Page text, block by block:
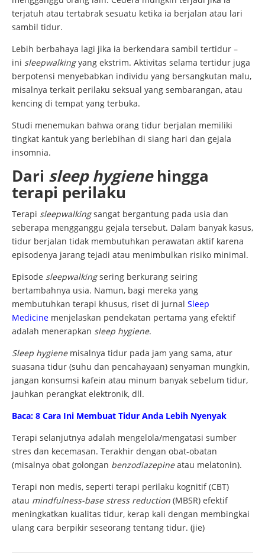
terjatuh atau tertabrak sesuatu ketika ia berjalan atau lari
sambil tidur.
Lebih berbahaya lagi jika ia berkendara sambil tertidur –
ini sleepwalkingyang ekstrim. Aktivitas selama tertidur juga
berpotensi menyebabkan individu yang bersangkutan malu,
misalnya terkait perilaku seksual yang sembarangan, atau
kencing di tempat yang terbuka.
Studi menemukan bahwa orang tidur berjalan memiliki
tingkat kantuk yang berlebihan di siang hari dan gejala
insomnia.
Dari sleep hygienehingga
terapi perilaku
Terapi sleepwalkingsangat bergantung pada usia dan
seberapa mengganggu gejala tersebut. Dalam banyak kasus,
tidur berjalan tidak membutuhkan perawatan aktif karena
episodenya jarang tejadi atau menimbulkan risiko minimal.
Episode sleepwalkingsering berkurang seiring
bertambahnya usia. Namun, bagi mereka yang
membutuhkan terapi khusus, riset di jurnal Sleep
Medicine menjelaskan pendekatan pertama yang efektif
adalah menerapkan sleep hygiene.
Sleep hygienemisalnya tidur pada jam yang sama, atur
suasana tidur (suhu dan pencahayaan) senyaman mungkin,
jangan konsumsi kafein atau minum banyak sebelum tidur,
jauhkan perangkat elektronik, dll.
Baca: 8 Cara Ini Membuat Tidur Anda Lebih Nyenyak
Terapi selanjutnya adalah mengelola/mengatasi sumber
stres dan kecemasan. Terakhir dengan obat-obatan
(misalnya obat golongan benzodiazepineatau melatonin).
Terapi non medis, seperti terapi perilaku kognitif (CBT)
atau mindfulness-base stress reduction (MBSR) efektif
meningkatkan kualitas tidur, kerap kali dengan membingkai
ulang cara berpikir seseorang tentang tidur. (jie)